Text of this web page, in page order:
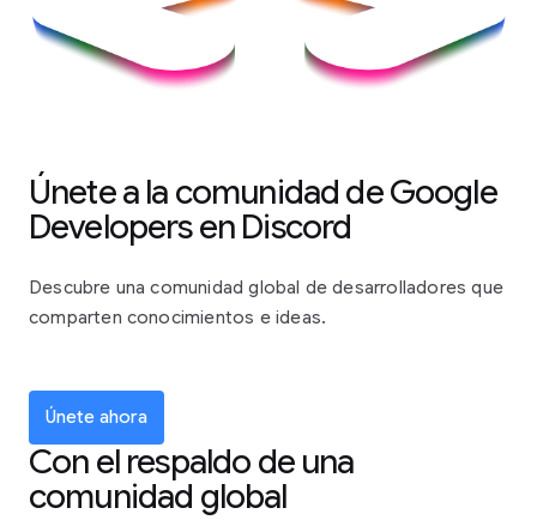
Únete a la comunidad de Google
Developers en Discord
Descubre una comunidad global de desarrolladores que
comparten conocimientos e ideas.
Únete ahora
Con el respaldo de una
comunidad global